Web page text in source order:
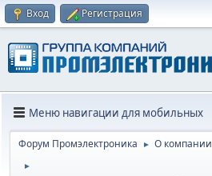
Вход Регистрация
Меню навигации для мобильных
Форум Промэлектроника ► О компании
►